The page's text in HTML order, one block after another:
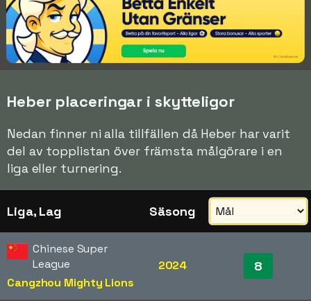
Heber placeringar i skytteligor
Nedan finner ni alla tillfällen då Heber har varit
del av topplistan över främsta målgörare i en
liga eller turnering.
Liga, Lag Säsong
Chinese Super
League
Cangzhou Mighty Lions
2024 8